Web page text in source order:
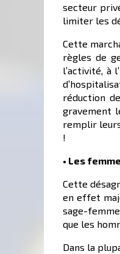
secteur
limiter les
Cette
règles de
l’activité, à
réduction
gravement
remplir
!
• Les
Cette
en effet
sage-
que les
Dans la